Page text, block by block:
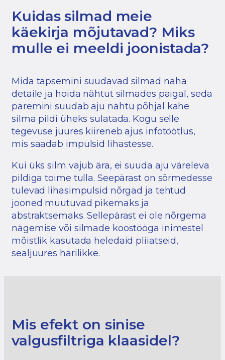
Kuidas silmad meie
käekirja mõjutavad? Miks
mulle ei meeldi joonistada?
Mida täpsemini suudavad silmad näha
detaile ja hoida nähtut silmades paigal, seda
paremini suudab aju nähtu põhjal kahe
silma pildi üheks sulatada. Kogu selle
tegevuse juures kiireneb ajus infotöötlus,
mis saadab impulsid lihastesse.
Kui üks silm vajub ära, ei suuda aju väreleva
pildiga toime tulla. Seepärast on sõrmedesse
tulevad lihasimpulsid nõrgad ja tehtud
jooned muutuvad pikemaks ja
abstraktsemaks. Sellepärast ei ole nõrgema
nägemise või silmade koostööga inimestel
mõistlik kasutada heledaid pliiatseid,
sealjuures harilikke.
Mis efekt on sinise
valgusfiltriga klaasidel?